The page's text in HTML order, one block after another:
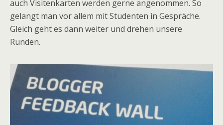
auch Visitenkarten werden gerne angenommen. So
gelangt man vor allem mit Studenten in Gespräche.
Gleich geht es dann weiter und drehen unsere
Runden.